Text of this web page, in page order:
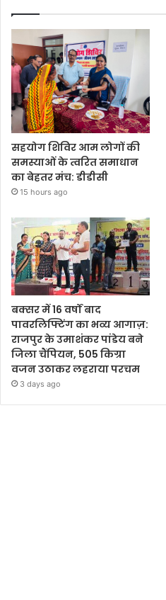
सहयोग शिविर आम लोगों की
समस्याओं के त्वरित समाधान
का बेहतर मंच: डीडीसी
15 hours ago
बक्सर में 16 वर्षों बाद
पावरलिफ्टिंग का भव्य आगाज़:
राजपुर के उमाशंकर पांडेय बने
जिला चैंपियन, 505 किग्रा
वजन उठाकर लहराया परचम
3 days ago